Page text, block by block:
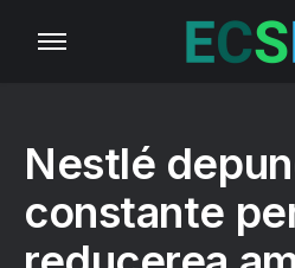
Nestlé
constante